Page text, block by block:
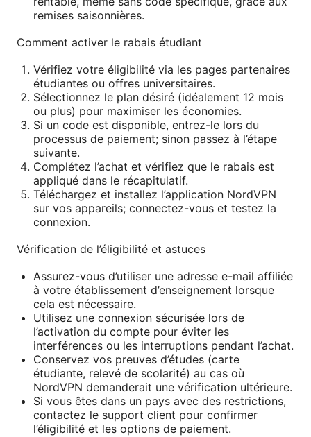
remises saisonnières.
Comment activer le rabais étudiant
Vérifiez votre éligibilité via les pages partenaires
étudiantes ou offres universitaires.
Sélectionnez le plan désiré (idéalement 12 mois
ou plus) pour maximiser les économies.
Si un code est disponible, entrez-le lors du
processus de paiement; sinon passez à l’étape
suivante.
Complétez l’achat et vérifiez que le rabais est
appliqué dans le récapitulatif.
Téléchargez et installez l’application NordVPN
sur vos appareils; connectez-vous et testez la
connexion.
Vérification de l’éligibilité et astuces
Assurez-vous d’utiliser une adresse e-mail affiliée
à votre établissement d’enseignement lorsque
cela est nécessaire.
Utilisez une connexion sécurisée lors de
l’activation du compte pour éviter les
interférences ou les interruptions pendant l’achat.
Conservez vos preuves d’études (carte
étudiante, relevé de scolarité) au cas où
NordVPN demanderait une vérification ultérieure.
Si vous êtes dans un pays avec des restrictions,
contactez le support client pour confirmer
l’éligibilité et les options de paiement.